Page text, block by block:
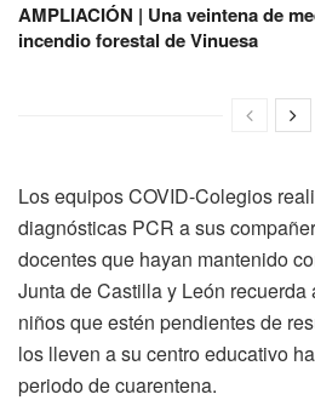
AMPLIACIÓN | Una veintena de
incendio forestal de Vinuesa
Los equipos COVID-Colegios
diagnósticas PCR a sus
docentes que hayan mantenido
Junta de Castilla y León recuerda
niños que estén pendientes de
los lleven a su centro educativo
periodo de cuarentena.